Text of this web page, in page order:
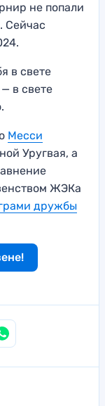
не попали
Сейчас
в свете
в свете
Месси
Уругвая, а
ЖЭКа
дружбы